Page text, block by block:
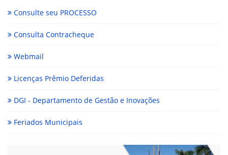
Consulte seu PROCESSO
Consulta Contracheque
Webmail
Licenças Prêmio Deferidas
DGI - Departamento de Gestão e Inovações
Feriados Municipais